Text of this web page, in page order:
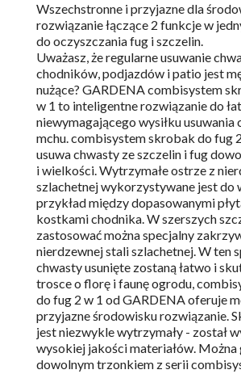
Wszechstronne i przyjazne dla
rozwiązanie łączące 2 funkcje w
do oczyszczania fug i szczelin.
Uważasz, że regularne usuwanie
chodników, podjazdów i patio jest
nużące? GARDENA combisystem
w 1 to inteligentne rozwiązanie do
niewymagającego wysiłku usuwania
mchu. combisystem skrobak do fug
usuwa chwasty ze szczelin i fug
i wielkości. Wytrzymałe ostrze z
szlachetnej wykorzystywane jest do
przykład między dopasowanymi
kostkami chodnika. W szerszych
zastosować można specjalny
nierdzewnej stali szlachetnej. W ten
chwasty usunięte zostaną łatwo i
trosce o florę i faunę ogrodu,
do fug 2 w 1 od GARDENA oferuje
przyjazne środowisku rozwiązanie.
jest niezwykle wytrzymały - został
wysokiej jakości materiałów. Można
dowolnym trzonkiem z serii